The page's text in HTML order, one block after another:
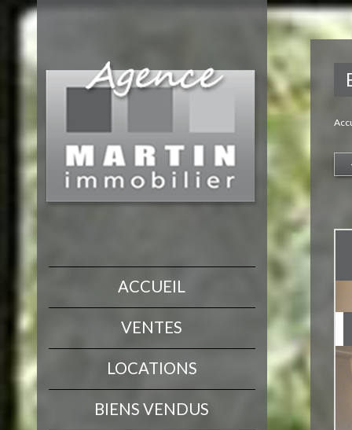
ACCUEIL
VENTES
LOCATIONS
BIENS VENDUS